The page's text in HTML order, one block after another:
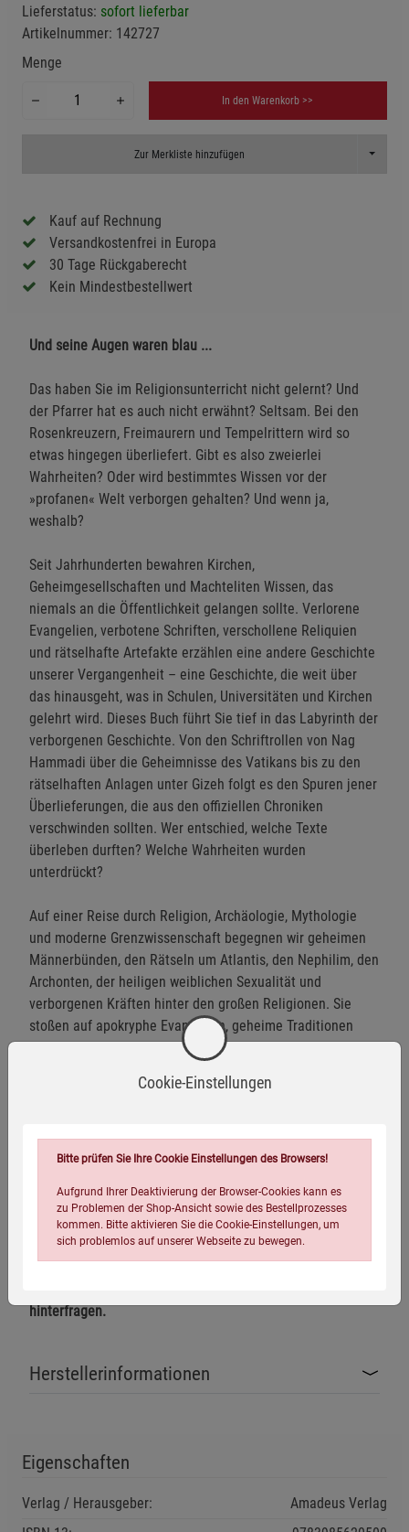
Lieferstatus: sofort lieferbar
Artikelnummer: 142727
Menge
In den Warenkorb >>
Zur Merkliste hinzufügen Toggle
Kauf auf Rechnung
Versandkostenfrei in Europa
30 Tage Rückgaberecht
Kein Mindestbestellwert
Und seine Augen waren blau ...
Das haben Sie im Religionsunterricht nicht gelernt? Und
der Pfarrer hat es auch nicht erwähnt? Seltsam. Bei den
Rosenkreuzern, Freimaurern und Tempelrittern wird so
etwas hingegen überliefert. Gibt es also zweierlei
Wahrheiten? Oder wird bestimmtes Wissen vor der
»profanen« Welt verborgen gehalten? Und wenn ja,
weshalb?
Seit Jahrhunderten bewahren Kirchen,
Geheimgesellschaften und Machteliten Wissen, das
niemals an die Öffentlichkeit gelangen sollte. Verlorene
Evangelien, verbotene Schriften, verschollene Reliquien
und rätselhafte Artefakte erzählen eine andere Geschichte
unserer Vergangenheit – eine Geschichte, die weit über
das hinausgeht, was in Schulen, Universitäten und Kirchen
gelehrt wird. Dieses Buch führt Sie tief in das Labyrinth der
verborgenen Geschichte. Von den Schriftrollen von Nag
Hammadi über die Geheimnisse des Vatikans bis zu den
rätselhaften Anlagen unter Gizeh folgt es den Spuren jener
Überlieferungen, die aus den offiziellen Chroniken
verschwinden sollten. Wer entschied, welche Texte
überleben durften? Welche Wahrheiten wurden
unterdrückt?
Auf einer Reise durch Religion, Archäologie, Mythologie
und moderne Grenzwissenschaft begegnen wir geheimen
Männerbünden, den Rätseln um Atlantis, den Nephilim, den
Archonten, der heiligen weiblichen Sexualität und
verborgenen Kräften hinter den großen Religionen. Sie
stoßen auf apokryphe Evangelien, geheime Traditionen
sowie Berichte über Technologien und Erkenntnisse, die
Bibliotheken und geheimen unterirdischen Anlagen im
Chronovisor und den großen ungelösten Fragen der
Menschheitsgeschichte entfaltet sich ein Panorama, das
miteinander verbindet.
Dieses Buch ist mehr als eine Sammlung kontroverser
Thesen. Es ist eine Expedition an die Grenzen des Wissens
hinterfragen.
Herstellerinformationen
Eigenschaften
Verlag / Herausgeber:
Amadeus Verlag
Cookie-Einstellungen
Bitte prüfen Sie Ihre Cookie Einstellungen des Browsers!
Aufgrund Ihrer Deaktivierung der Browser-Cookies kann es
zu Problemen der Shop-Ansicht sowie des Bestellprozesses
kommen. Bitte aktivieren Sie die Cookie-Einstellungen, um
sich problemlos auf unserer Webseite zu bewegen.
Einstellungen speichern für die Gruppe
Einwilligung nicht erteilen
Notwendige Cookies (5)